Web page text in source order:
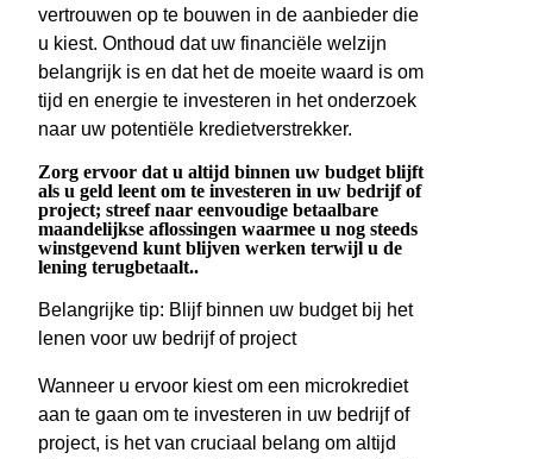
vertrouwen op te bouwen in de aanbieder die
u kiest. Onthoud dat uw financiële welzijn
belangrijk is en dat het de moeite waard is om
tijd en energie te investeren in het onderzoek
naar uw potentiële kredietverstrekker.
Zorg ervoor dat u altijd binnen uw budget blijft
als u geld leent om te investeren in uw bedrijf of
project; streef naar eenvoudige betaalbare
maandelijkse aflossingen waarmee u nog steeds
winstgevend kunt blijven werken terwijl u de
lening terugbetaalt..
Belangrijke tip: Blijf binnen uw budget bij het
lenen voor uw bedrijf of project
Wanneer u ervoor kiest om een microkrediet
aan te gaan om te investeren in uw bedrijf of
project, is het van cruciaal belang om altijd